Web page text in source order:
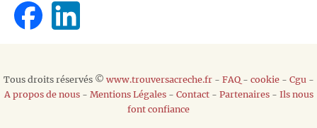
Tous droits réservés © www.trouversacreche.fr- FAQ- cookie- Cgu-
A propos de nous- Mentions Légales- Contact- Partenaires- Ils nous
font confiance